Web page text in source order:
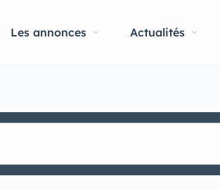
Les annonces Actualités